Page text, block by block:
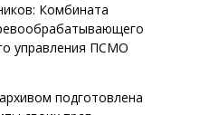
Комбината
управления ПСМО
подготовлена